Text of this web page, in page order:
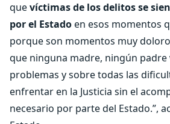
quevíctimas de los delitos se
por el Estadoen esos momentos
porque son momentos muy
que ninguna madre, ningún padre
problemas y sobre todas las
enfrentar en la Justicia sin el
necesario por parte del Estado.”,